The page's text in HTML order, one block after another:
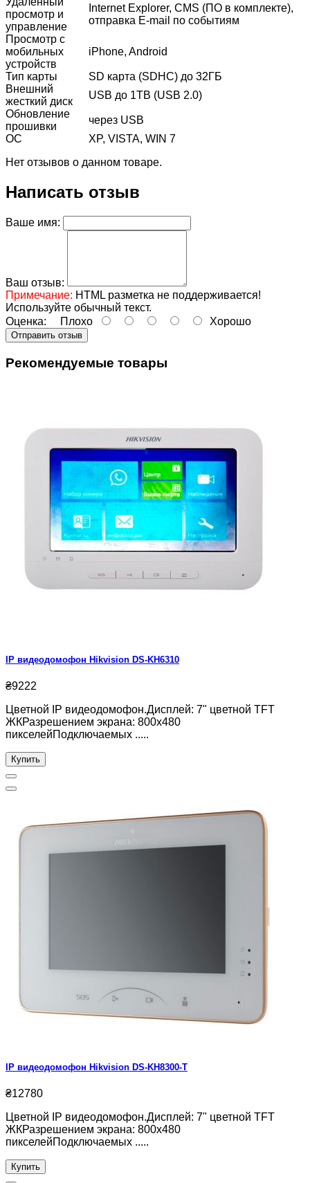
просмотр и
управление
Internet Explorer, CMS (ПО в комплекте),
отправка E-mail по событиям
Просмотр с
мобильных
устройств
iPhone, Android
Тип карты
SD карта (SDHC) до 32ГБ
Внешний
жесткий диск
USB до 1TB (USB 2.0)
Обновление
прошивки
через USB
ОС
XP, VISTA, WIN 7
Нет отзывов о данном товаре.
Написать отзыв
Ваше имя:
Ваш отзыв:
Примечание: HTML разметка не поддерживается!
Используйте обычный текст.
Оценка: Плохо Хорошо
Отправить отзыв
Рекомендуемые товары
IP видеодомофон Hikvision DS-KH6310
₴9222
Цветной IP видеодомофон.Дисплей: 7" цветной TFT
ЖКРазрешением экрана: 800х480
пикселейПодключаемых .....
Купить
IP видеодомофон Hikvision DS-KH8300-T
₴12780
Цветной IP видеодомофон.Дисплей: 7" цветной TFT
ЖКРазрешением экрана: 800х480
пикселейПодключаемых .....
Купить